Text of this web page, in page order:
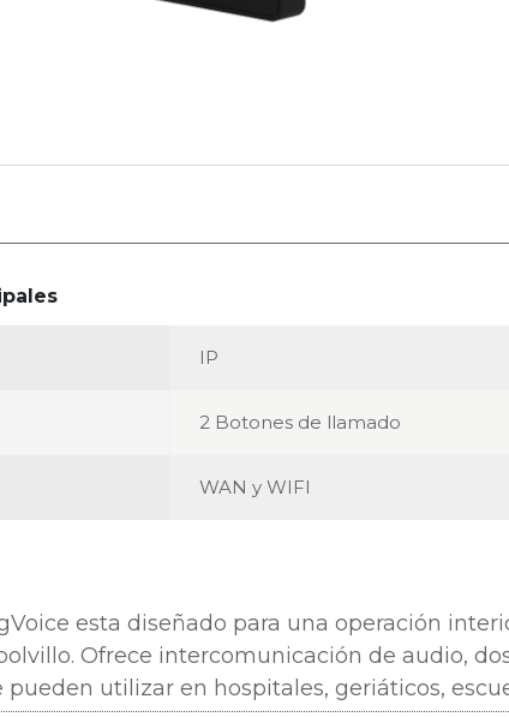
IP
2 Botones de llamado
WAN y WIFI
esta diseñado para una operación
Ofrece intercomunicación de audio,
pueden utilizar en hospitales, geriáticos,